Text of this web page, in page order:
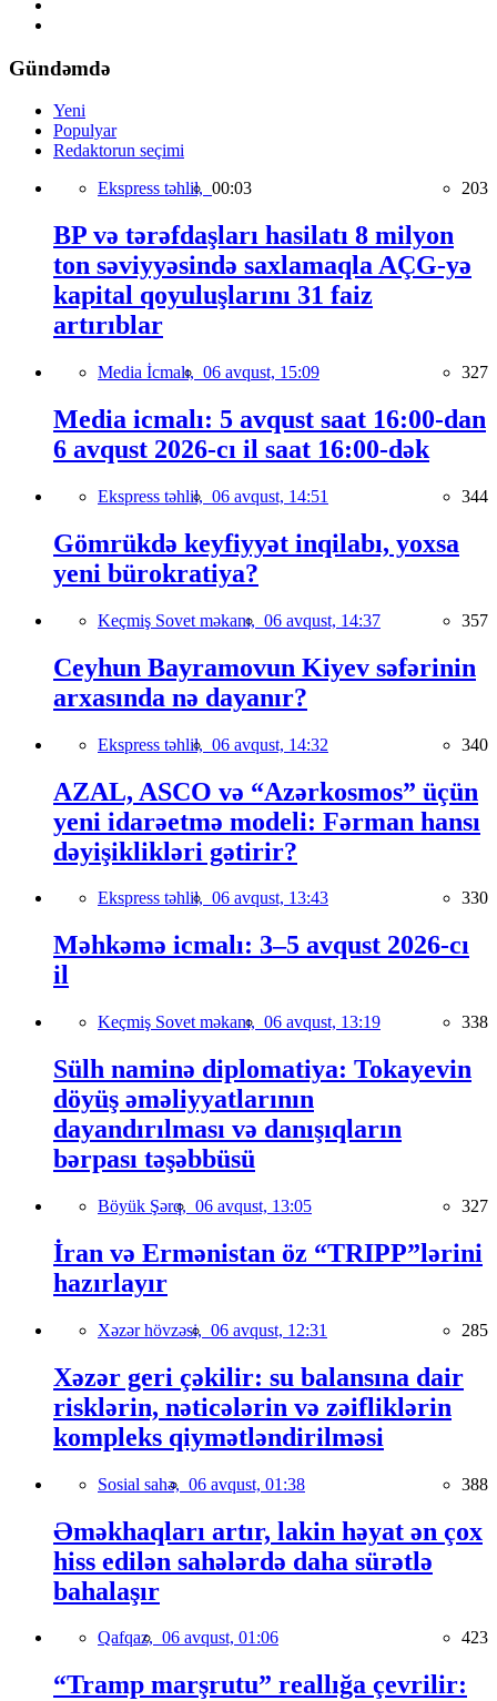
Gündəmdə
Yeni
Populyar
Redaktorun seçimi
Ekspress təhlil, 00:03 203
BP və tərəfdaşları hasilatı 8 milyon
ton səviyyəsində saxlamaqla AÇG-yə
kapital qoyuluşlarını 31 faiz
artırıblar
Media İcmalı, 06 avqust, 15:09 327
Media icmalı: 5 avqust saat 16:00-dan
6 avqust 2026-cı il saat 16:00-dək
Ekspress təhlil, 06 avqust, 14:51 344
Gömrükdə keyfiyyət inqilabı, yoxsa
yeni bürokratiya?
Keçmiş Sovet məkanı, 06 avqust, 14:37 357
Ceyhun Bayramovun Kiyev səfərinin
arxasında nə dayanır?
Ekspress təhlil, 06 avqust, 14:32 340
AZAL, ASCO və “Azərkosmos” üçün
yeni idarəetmə modeli: Fərman hansı
dəyişiklikləri gətirir?
Ekspress təhlil, 06 avqust, 13:43 330
Məhkəmə icmalı: 3–5 avqust 2026-cı
il
Keçmiş Sovet məkanı, 06 avqust, 13:19 338
Sülh naminə diplomatiya: Tokayevin
döyüş əməliyyatlarının
dayandırılması və danışıqların
bərpası təşəbbüsü
Böyük Şərq, 06 avqust, 13:05 327
İran və Ermənistan öz “TRIPP”lərini
hazırlayır
Xəzər hövzəsi, 06 avqust, 12:31 285
Xəzər geri çəkilir: su balansına dair
risklərin, nəticələrin və zəifliklərin
kompleks qiymətləndirilməsi
Sosial sahə, 06 avqust, 01:38 388
Əməkhaqları artır, lakin həyat ən çox
hiss edilən sahələrdə daha sürətlə
bahalaşır
Qafqaz, 06 avqust, 01:06 423
“Tramp marşrutu” reallığa çevrilir: